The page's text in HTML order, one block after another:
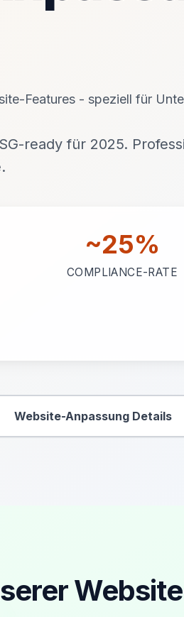
Features - speziell für
ready für 2025.
~25%
COMPLIANCE-RATE
Website-Anpassung Details
Sekundäre